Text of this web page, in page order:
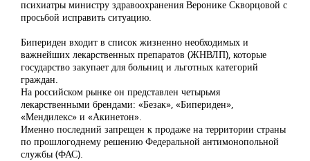
психиатры министру здравоохранения Веронике Скворцовой с
просьбой исправить ситуацию.
Бипериден входит в список жизненно необходимых и
важнейших лекарственных препаратов (ЖНВЛП), которые
государство закупает для больниц и льготных категорий
граждан.
На российском рынке он представлен четырьмя
лекарственными брендами: «Безак», «Бипериден»,
«Мендилекс» и «Акинетон».
Именно последний запрещен к продаже на территории страны
по прошлогоднему решению Федеральной антимонопольной
службы (ФАС).